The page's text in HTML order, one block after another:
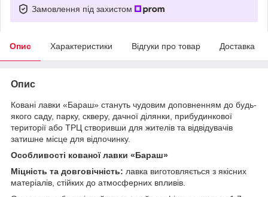
Замовлення під захистом
Опис Характеристики Відгуки про товар Доставка
Опис
Ковані лавки «Бараш» стануть чудовим доповненням до будь-
якого саду, парку, скверу, дачної ділянки, прибудинкової
території або ТРЦ створивши для жителів та відвідувачів
затишне місце для відпочинку.
Особливості кованої лавки «Бараш»
Міцність та довговічність: лавка виготовляється з якісних
матеріалів, стійких до атмосферних впливів.